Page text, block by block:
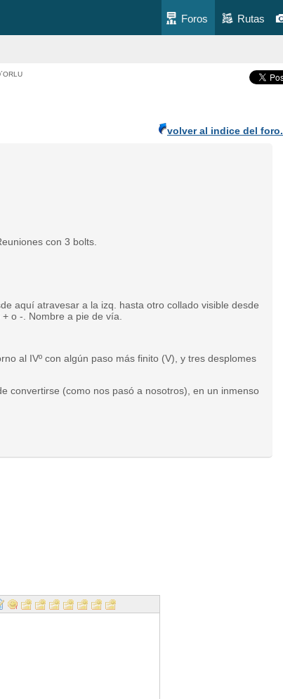
Foros Rutas
volver al indice del foro.
con 3 bolts.
aquí atravesar a la izq. hasta otro collado visible desde
o -. Nombre a pie de vía.
al IVº con algún paso más finito (V), y tres desplomes
convertirse (como nos pasó a nosotros), en un inmenso